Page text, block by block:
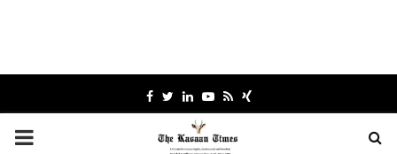
Facebook
TwitterLinkedinYoutube
RssXing
PRIMARY